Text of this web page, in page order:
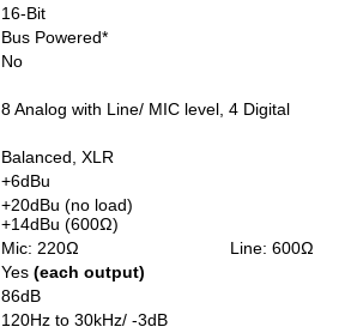
16-Bit
Bus Powered*
No
8 Analog with Line/ MIC level, 4 Digital
Balanced, XLR
+6dBu
+20dBu (no load)
+14dBu (600Ω)
Mic: 220Ω
Line: 600Ω
Yes (each output)
86dB
120Hz to 30kHz/ -3dB